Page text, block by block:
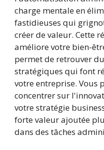
charge mentale en
fastidieuses qui
créer de valeur. Cette
améliore votre bien-
permet de retrouver
stratégiques qui font
votre entreprise. Vous
concentrer sur
votre stratégie
forte valeur ajoutée
dans des tâches